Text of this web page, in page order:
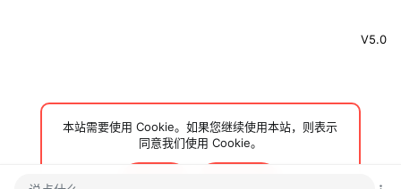
V5.0
本站需要使用 Cookie。如果您继续使用本站，则表示
同意我们使用 Cookie。